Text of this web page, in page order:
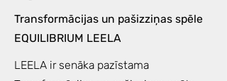
Transformācijas un pašizziņas spēle
EQUILIBRIUM LEELA
LEELA ir senāka pazīstama